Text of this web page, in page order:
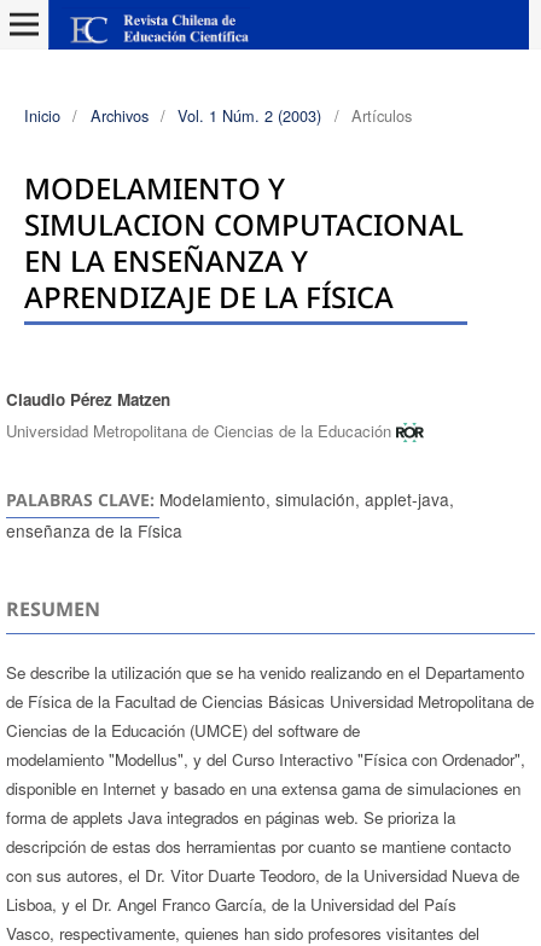
Inicio / Archivos / Vol. 1 Núm. 2 (2003) / Artículos
MODELAMIENTO Y
SIMULACION COMPUTACIONAL
EN LA ENSEÑANZA Y
APRENDIZAJE DE LA FÍSICA
Autores/as
Claudio Pérez Matzen
Universidad Metropolitana de Ciencias de la Educación
PALABRAS CLAVE: Modelamiento, simulación, applet-java,
enseñanza de la Física
RESUMEN
Se describe la utilización que se ha venido realizando en el Departamento
de Física de la Facultad de Ciencias Básicas Universidad Metropolitana de
Ciencias de la Educación (UMCE) del software de
modelamiento "Modellus", y del Curso Interactivo "Física con Ordenador",
disponible en Internet y basado en una extensa gama de simulaciones en
forma de applets Java integrados en páginas web. Se prioriza la
descripción de estas dos herramientas por cuanto se mantiene contacto
con sus autores, el Dr. Vitor Duarte Teodoro, de la Universidad Nueva de
Lisboa, y el Dr. Angel Franco García, de la Universidad del País
Vasco, respectivamente, quienes han sido profesores visitantes del